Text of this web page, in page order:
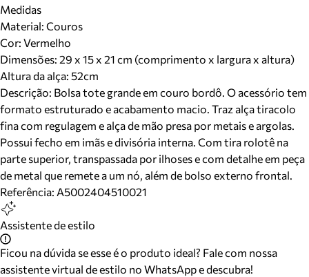
Medidas
Material: Couros
Cor: Vermelho
Dimensões: 29 x 15 x 21 cm (comprimento x largura x altura)
Altura da alça: 52cm
Descrição: Bolsa tote grande em couro bordô. O acessório tem
formato estruturado e acabamento macio. Traz alça tiracolo
fina com regulagem e alça de mão presa por metais e argolas.
Possui fecho em imãs e divisória interna. Com tira rolotê na
parte superior, transpassada por ilhoses e com detalhe em peça
de metal que remete a um nó, além de bolso externo frontal.
Referência: A5002404510021
Assistente de estilo
Ficou na dúvida se esse é o produto ideal? Fale com nossa
assistente virtual de estilo no WhatsApp e descubra!